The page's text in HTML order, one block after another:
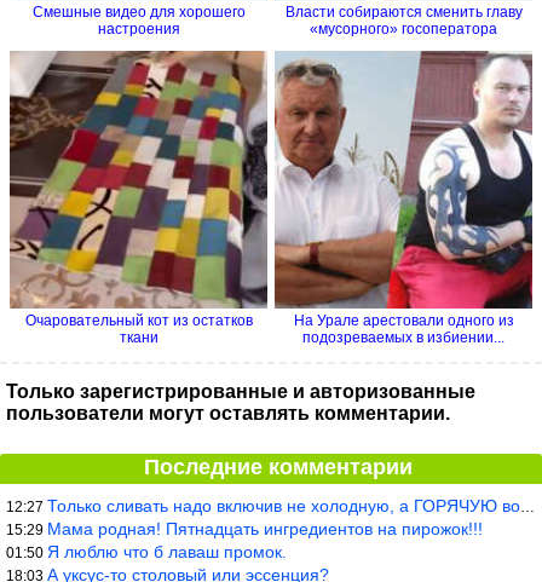
Смешные видео для хорошего
настроения
Власти собираются cменить главу
«мусорного» госоператора
Очаровательный кот из остатков
ткани
На Урале арестовали одного из
подозреваемых в избиении...
Только зарегистрированные и авторизованные
пользователи могут оставлять комментарии.
Последние комментарии
12:27 Только сливать надо включив не холодную, а ГОРЯЧУЮ воду. Трубы в
15:29 Мама родная! Пятнадцать ингредиентов на пирожок!!!
01:50 Я люблю что б лаваш промок.
18:03 А уксус-то столовый или эссенция?